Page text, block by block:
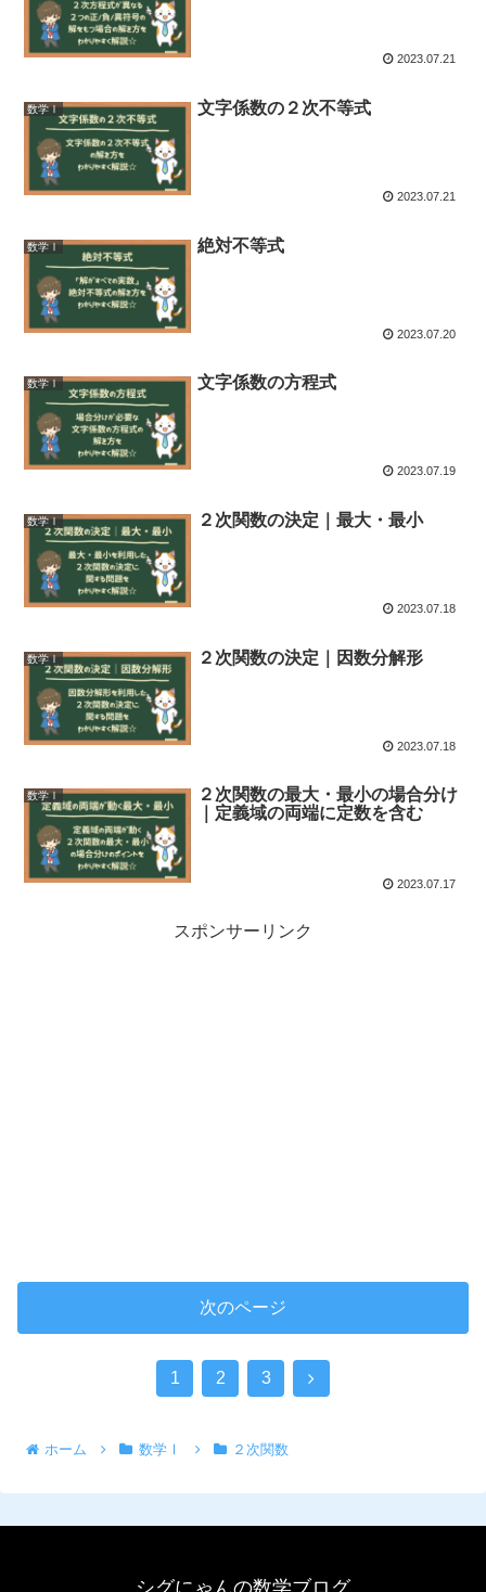
2023.07.21
数学Ⅰ 文字係数の２次不等式
2023.07.21
数学Ⅰ 絶対不等式
2023.07.20
数学Ⅰ 文字係数の方程式
2023.07.19
数学Ⅰ ２次関数の決定｜最大・最小
2023.07.18
数学Ⅰ ２次関数の決定｜因数分解形
2023.07.18
数学Ⅰ
２次関数の最大・最小の場合分け
｜定義域の両端に定数を含む
2023.07.17
スポンサーリンク
次のページ
1 2 3
ホーム 数学Ⅰ ２次関数
シグにゃんの数学ブログ